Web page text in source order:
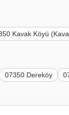
Kavak Köyü
07350 Dereköy